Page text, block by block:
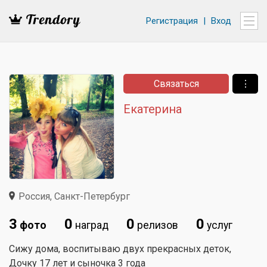
Регистрация | Вход
Екатерина
Связаться ⋮
Россия, Санкт-Петербург
3 фото 0 наград 0 релизов 0 услуг
Сижу дома, воспитываю двух прекрасных деток,
Дочку 17 лет и сыночка 3 года